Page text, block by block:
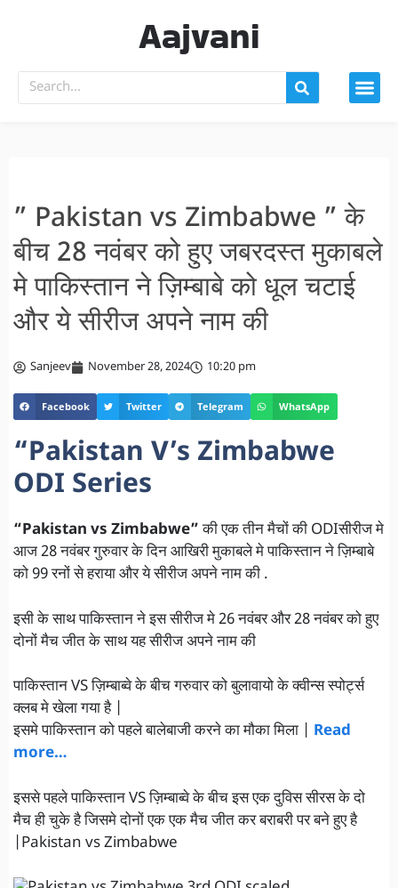
Aajvani
” Pakistan vs Zimbabwe ” के
बीच 28 नवंबर को हुए जबरदस्त मुकाबले
मे पाकिस्तान ने ज़िम्बाबे को धूल चटाई
और ये सीरीज अपने नाम की
Sanjeev November 28, 2024 10:20 pm
Facebook Twitter Telegram WhatsApp
“Pakistan V’s Zimbabwe
ODI Series
“Pakistan vs Zimbabwe”की एक तीन मैचों की ODIसीरीज मे
आज 28 नवंबर गुरुवार के दिन आखिरी मुकाबले मे पाकिस्तान ने ज़िम्बाबे
को 99 रनों से हराया और ये सीरीज अपने नाम की .
इसी के साथ पाकिस्तान ने इस सीरीज मे 26 नवंबर और 28 नवंबर को हुए
दोनों मैच जीत के साथ यह सीरीज अपने नाम की
पाकिस्तान VS ज़िम्बाब्वे के बीच गरुवार को बुलावायो के क्वीन्स स्पोर्ट्स
क्लब मे खेला गया है |
इसमे पाकिस्तान को पहले बालेबाजी करने का मौका मिला | Read
more…
इससे पहले पाकिस्तान VS ज़िम्बाब्वे के बीच इस एक दुविस सीरस के दो
मैच ही चुके है जिसमे दोनों एक एक मैच जीत कर बराबरी पर बने हुए है
|Pakistan vs Zimbabwe